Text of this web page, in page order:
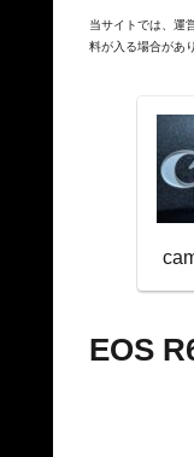
当サイトでは、運
料が入る場合があ
EOS